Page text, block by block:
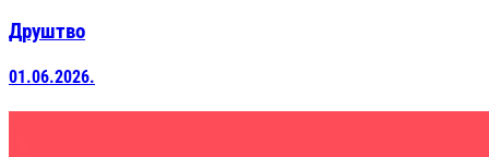
Друштво
01.06.2026.